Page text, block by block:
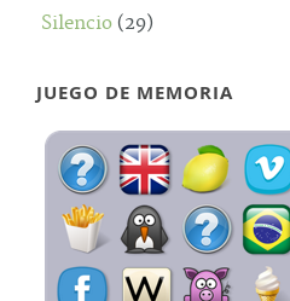
Silencio (29)
JUEGO DE MEMORIA